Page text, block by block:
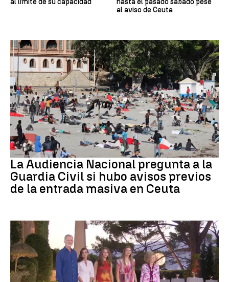
al límite de su capacidad
hasta el pasado sábado pese
al aviso de Ceuta
Crisis migratoria
La Audiencia Nacional pregunta a la
Guardia Civil si hubo avisos previos
de la entrada masiva en Ceuta